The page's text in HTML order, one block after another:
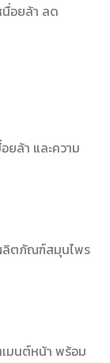
นื่อยล้า ลด
ยล้า และความ
ลิตภัณฑ์สมุนไพร
มนต์หน้า พร้อม